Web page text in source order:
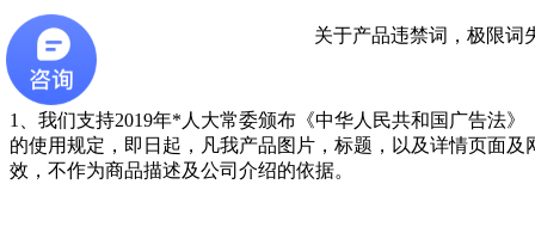
关于产品违禁词，极限词
1、我们支持2019年*人大常委颁布《中华人民共和国广告法》
的使用规定，即日起，凡我产品图片，标题，以及详情页面
效，不作为商品描述及公司介绍的依据。